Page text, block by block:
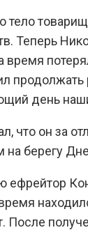
день
что он за
берегу
После